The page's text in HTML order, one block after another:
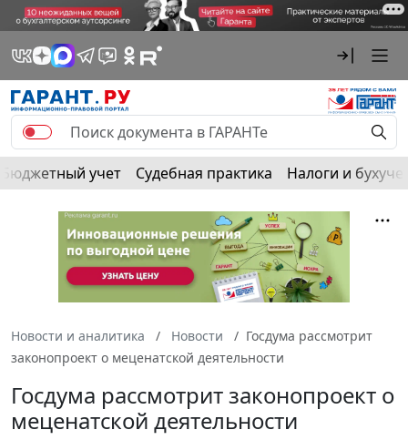
Бюджетный учет Судебная практика Налоги и
Новости и аналитика Новости
Госдума рассмотрит
законопроект о меценатской деятельности
Госдума рассмотрит законопроект о
меценатской деятельности